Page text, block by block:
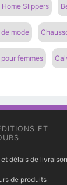
Slippers
mode
femmes
ET
et délais de livraison
de produits